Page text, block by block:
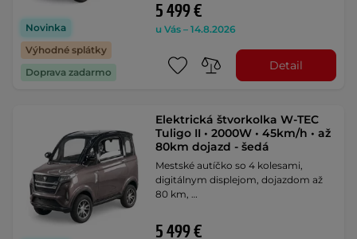
Novinka
Výhodné splátky
Doprava zadarmo
5 499 €
u Vás – 14.8.2026
Detail
Elektrická štvorkolka W-TEC
Tuligo II • 2000W • 45km/h • až
80km dojazd - šedá
Mestské autíčko so 4 kolesami,
digitálnym displejom, dojazdom až
80 km, …
5 499 €